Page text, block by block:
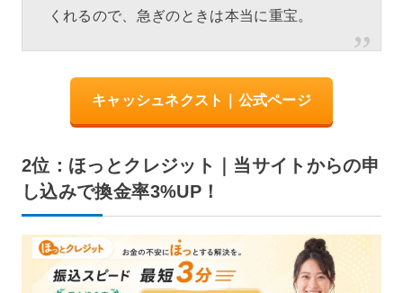
くれるので、急ぎのときは本当に重宝。
キャッシュネクスト｜公式ページ
2位：ほっとクレジット｜当サイトからの申
し込みで換金率3%UP！